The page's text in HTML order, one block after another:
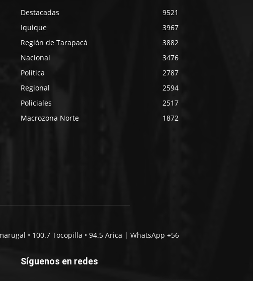
Destacadas
9521
Iquique
3967
Región de Tarapacá
3882
Nacional
3476
Política
2787
Regional
2594
Policiales
2517
Macrozona Norte
1872
• 100.7 Tocopilla • 94.5 Arica | WhatsApp +56
Síguenos en redes